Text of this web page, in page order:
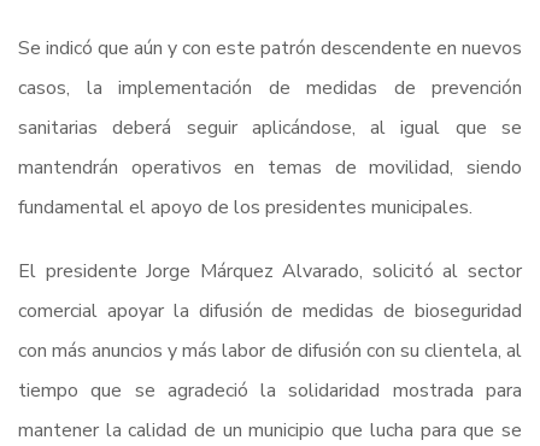
Se indicó que aún y con este patrón descendente en nuevos
casos, la implementación de medidas de prevención
sanitarias deberá seguir aplicándose, al igual que se
mantendrán operativos en temas de movilidad, siendo
fundamental el apoyo de los presidentes municipales.
El presidente Jorge Márquez Alvarado, solicitó al sector
comercial apoyar la difusión de medidas de bioseguridad
con más anuncios y más labor de difusión con su clientela, al
tiempo que se agradeció la solidaridad mostrada para
mantener la calidad de un municipio que lucha para que se